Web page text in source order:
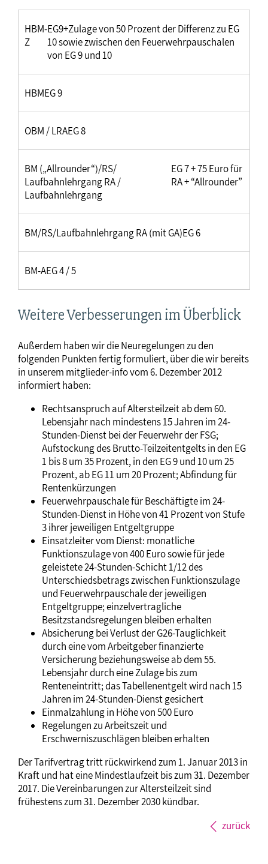
HBM-
Z
EG9+Zulage von 50 Prozent der Differenz zu EG
10 sowie zwischen den Feuerwehrpauschalen
von EG 9 und 10
HBMEG 9
OBM / LRAEG 8
BM („Allrounder“)/RS/
Laufbahnlehrgang RA /
Laufbahnlehrgang
EG 7 + 75 Euro für
RA + “Allrounder”
BM/RS/Laufbahnlehrgang RA (mit GA)EG 6
BM-AEG 4 / 5
Weitere Verbesserungen im Überblick
Außerdem haben wir die Neuregelungen zu den
folgenden Punkten fertig formuliert, über die wir bereits
in unserem mitglieder-info vom 6. Dezember 2012
informiert haben:
Rechtsanspruch auf Altersteilzeit ab dem 60.
Lebensjahr nach mindestens 15 Jahren im 24-
Stunden-Dienst bei der Feuerwehr der FSG;
Aufstockung des Brutto-Teilzeitentgelts in den EG
1 bis 8 um 35 Prozent, in den EG 9 und 10 um 25
Prozent, ab EG 11 um 20 Prozent; Abfindung für
Rentenkürzungen
Feuerwehrpauschale für Beschäftigte im 24-
Stunden-Dienst in Höhe von 41 Prozent von Stufe
3 ihrer jeweiligen Entgeltgruppe
Einsatzleiter vom Dienst: monatliche
Funktionszulage von 400 Euro sowie für jede
geleistete 24-Stunden-Schicht 1/12 des
Unterschiedsbetrags zwischen Funktionszulage
und Feuerwehrpauschale der jeweiligen
Entgeltgruppe; einzelvertragliche
Besitzstandsregelungen bleiben erhalten
Absicherung bei Verlust der G26-Tauglichkeit
durch eine vom Arbeitgeber finanzierte
Versicherung beziehungsweise ab dem 55.
Lebensjahr durch eine Zulage bis zum
Renteneintritt; das Tabellenentgelt wird nach 15
Jahren im 24-Stunden-Dienst gesichert
Einmalzahlung in Höhe von 500 Euro
Regelungen zu Arbeitszeit und
Erschwerniszuschlägen bleiben erhalten
Der Tarifvertrag tritt rückwirkend zum 1. Januar 2013 in
Kraft und hat eine Mindestlaufzeit bis zum 31. Dezember
2017. Die Vereinbarungen zur Altersteilzeit sind
frühestens zum 31. Dezember 2030 kündbar.
zurück